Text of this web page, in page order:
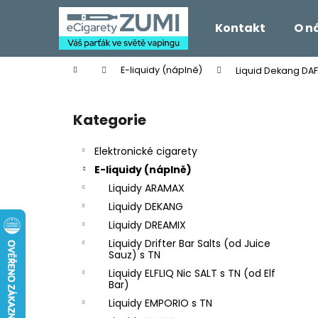
Kontakt O
Domů E-liquidy (náplně) Liquid Dekang
Přeskočit
kategorie
Kategorie
Elektronické cigarety
E-liquidy (náplně)
Liquidy ARAMAX
Liquidy DEKANG
Liquidy DREAMIX
Liquidy Drifter Bar Salts (od Juice
Sauz) s TN
Liquidy ELFLIQ Nic SALT s TN (od Elf
Bar)
Liquidy EMPORIO s TN
í
Zpět
do
Zpět
do